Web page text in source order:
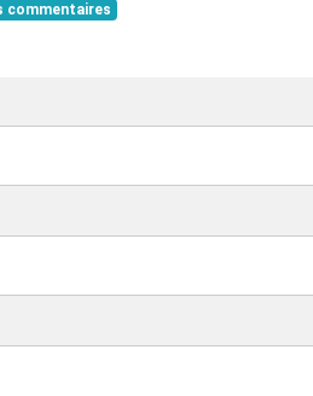
commentaires